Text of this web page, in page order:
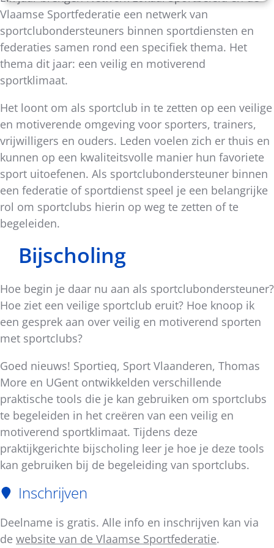
Vlaamse Sportfederatie een netwerk van
sportclubondersteuners binnen sportdiensten en
federaties samen rond een specifiek thema. Het
thema dit jaar: een veilig en motiverend
sportklimaat.
Het loont om als sportclub in te zetten op een veilige
en motiverende omgeving voor sporters, trainers,
vrijwilligers en ouders. Leden voelen zich er thuis en
kunnen op een kwaliteitsvolle manier hun favoriete
sport uitoefenen. Als sportclubondersteuner binnen
een federatie of sportdienst speel je een belangrijke
rol om sportclubs hierin op weg te zetten of te
begeleiden.
Bijscholing
Hoe begin je daar nu aan als sportclubondersteuner?
Hoe ziet een veilige sportclub eruit? Hoe knoop ik
een gesprek aan over veilig en motiverend sporten
met sportclubs?
Goed nieuws! Sportieq, Sport Vlaanderen, Thomas
More en UGent ontwikkelden verschillende
praktische tools die je kan gebruiken om sportclubs
te begeleiden in het creëren van een veilig en
motiverend sportklimaat. Tijdens deze
praktijkgerichte bijscholing leer je hoe je deze tools
kan gebruiken bij de begeleiding van sportclubs.
Inschrijven
Deelname is gratis. Alle info en inschrijven kan via
de website van de Vlaamse Sportfederatie.